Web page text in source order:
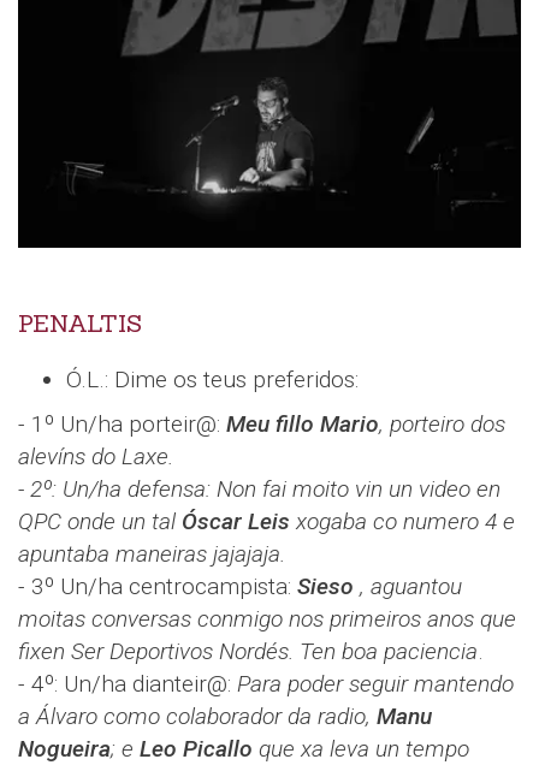
PENALTIS
Ó.L.: Dime os teus preferidos:
- 1º Un/ha porteir@: Meu fillo Mario, porteiro dos
alevíns do Laxe.
- 2º: Un/ha defensa: Non fai moito vin un video en
QPC onde un tal Óscar Leis xogaba co numero 4 e
apuntaba maneiras jajajaja.
- 3º Un/ha centrocampista: Sieso , aguantou
moitas conversas conmigo nos primeiros anos que
fixen Ser Deportivos Nordés. Ten boa paciencia.
- 4º: Un/ha dianteir@: Para poder seguir mantendo
a Álvaro como colaborador da radio, Manu
Nogueira; e Leo Picallo que xa leva un tempo